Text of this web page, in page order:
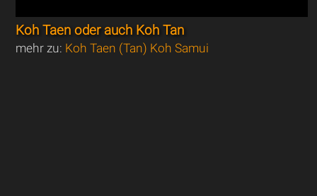
Koh Taen oder auch Koh Tan
mehr zu: Koh Taen (Tan) Koh Samui